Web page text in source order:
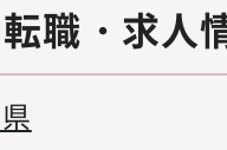
職・求人